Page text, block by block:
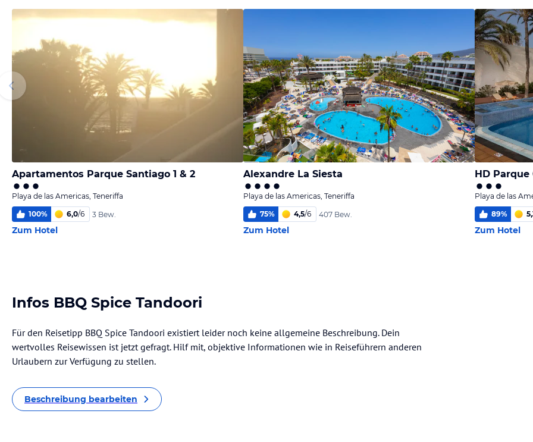
Apartamentos Parque Santiago 1 & 2
Playa de las Americas, Teneriffa
100% 6,0/6 3 Bew.
Zum Hotel
Alexandre La Siesta
Playa de las Americas, Teneriffa
75% 4,5/6 407 Bew.
Zum Hotel
HD
Playa de las
89%
Zum Hotel
Infos BBQ Spice Tandoori
Für den Reisetipp BBQ Spice Tandoori existiert leider noch keine allgemeine Beschreibung. Dein
wertvolles Reisewissen ist jetzt gefragt. Hilf mit, objektive Informationen wie in Reiseführern anderen
Urlaubern zur Verfügung zu stellen.
Beschreibung bearbeiten